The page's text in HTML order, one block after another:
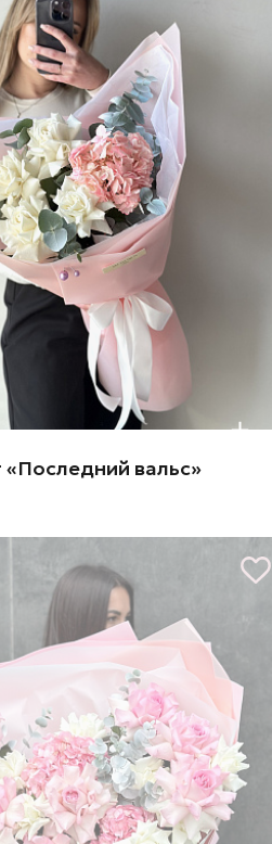
«Последний вальс»